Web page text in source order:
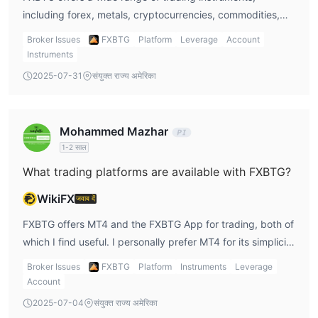
including forex, metals, cryptocurrencies, commodities,
stocks, and futures. Personally, I enjoy trading
cryptocurrencies and forex, as they offer high volatility
Broker Issues FXBTG Platform Leverage
Account
Instruments
2025-07-31
संयुक्त राज्य अमेरिका
Mohammed Mazhar
1-2 साल
What trading platforms are available with FXBTG?
WikiFXजवाब दें
FXBTG offers MT4 and the FXBTG App for trading, both of
which I find useful. I personally prefer MT4 for its simplicity
and wide usage, but the FXBTG App is great for trading
on the go, especially on mobile. Unfortunately, MT5 is not
Broker Issues FXBTG Platform Instruments
Leverage
Account
2025-07-04
संयुक्त राज्य अमेरिका